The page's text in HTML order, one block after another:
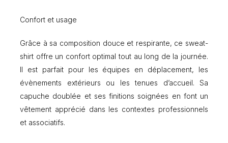
Confort et usage
Grâce à sa composition douce et respirante, ce sweat-
shirt offre un confort optimal tout au long de la journée.
Il est parfait pour les équipes en déplacement, les
évènements extérieurs ou les tenues d’accueil. Sa
capuche doublée et ses finitions soignées en font un
vêtement apprécié dans les contextes professionnels
et associatifs.